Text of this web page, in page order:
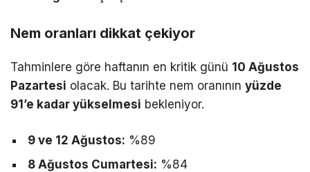
Nem oranları dikkat çekiyor
Tahminlere göre haftanın en kritik günü 10 Ağustos
Pazartesi olacak. Bu tarihte nem oranının yüzde
91’e kadar yükselmesi bekleniyor.
9 ve 12 Ağustos: %89
8 Ağustos Cumartesi: %84